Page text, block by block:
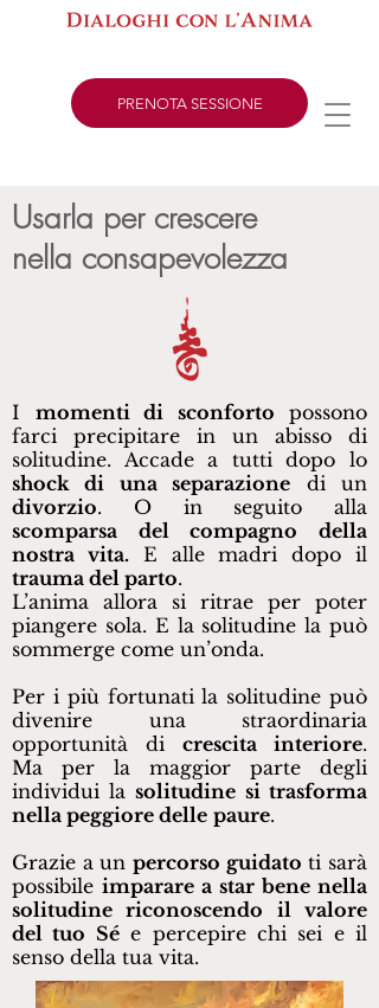
PRENOTA SESSIONE
Usarla per crescere
nella consapevolezza
I momenti di sconforto possono
farci precipitare in un abisso di
solitudine. Accade a tutti dopo lo
shock di una separazione di un
divorzio. O in seguito alla
scomparsa del compagno della
nostra vita.E alle madri dopo il
trauma del parto.
L’anima allora si ritrae per poter
piangere sola. E la solitudine la può
sommerge come un’onda.
Per i più fortunati la solitudine può
divenire una straordinaria
opportunità di crescita interiore.
Ma per la maggior parte degli
individui la solitudine si trasforma
nella peggiore delle paure.
Grazie a un percorso guidato ti sarà
possibile imparare a star bene nella
solitudine riconoscendo il valore
del tuo Sée percepire chi sei e il
senso della tua vita.